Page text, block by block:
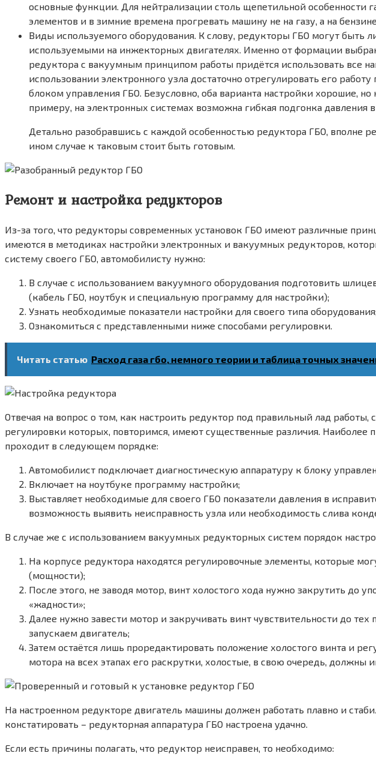
основные функции. Для нейтрализации столь щепетильной особенности
элементов и в зимние времена прогревать машину не на газу, а на
Виды используемого оборудования. К слову, редукторы ГБО могут
используемыми на инжекторных двигателях. Именно от формации
редуктора с вакуумным принципом работы придётся использовать все
использовании электронного узла достаточно отрегулировать его
блоком управления ГБО. Безусловно, оба варианта настройки хорошие,
примеру, на электронных системах возможна гибкая подгонка давления
Детально разобравшись с каждой особенностью редуктора ГБО, вполне
ином случае к таковым стоит быть готовым.
Ремонт и настройка редукторов
Из-за того, что редукторы современных установок ГБО имеют различные
имеются в методиках настройки электронных и вакуумных редукторов,
систему своего ГБО, автомобилисту нужно:
В случае с использованием вакуумного оборудования подготовить
(кабель ГБО, ноутбук и специальную программу для настройки);
Узнать необходимые показатели настройки для своего типа оборудования;
Ознакомиться с представленными ниже способами регулировки.
Читать статью Расход газа гбо, немного теории и таблица точных
Отвечая на вопрос о том, как настроить редуктор под правильный лад
регулировки которых, повторимся, имеют существенные различия. Наиболее
проходит в следующем порядке:
Автомобилист подключает диагностическую аппаратуру к блоку
Включает на ноутбуке программу настройки;
Выставляет необходимые для своего ГБО показатели давления в
возможность выявить неисправность узла или необходимость слива
В случае же с использованием вакуумных редукторных систем порядок
На корпусе редуктора находятся регулировочные элементы, которые
(мощности);
После этого, не заводя мотор, винт холостого хода нужно закрутить до
«жадности»;
Далее нужно завести мотор и закручивать винт чувствительности до
запускаем двигатель;
Затем остаётся лишь проредактировать положение холостого винта и
мотора на всех этапах его раскрутки, холостые, в свою очередь,
На настроенном редукторе двигатель машины должен работать плавно и
констатировать – редукторная аппаратура ГБО настроена удачно.
Если есть причины полагать, что редуктор неисправен, то необходимо: